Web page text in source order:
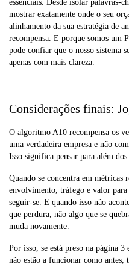
essenciais. Desde isolar palavras-
mostrar exatamente onde o seu
alinhamento da sua estratégia de
recompensa. E porque somos um
pode confiar que o nosso sistema
apenas com mais clareza.
Considerações finais:
O algoritmo A10 recompensa os
uma verdadeira empresa e não
Isso significa pensar para além
Quando se concentra em métricas
envolvimento, tráfego e valor para
seguir-se. E quando isso não
que perdura, não algo que se
muda novamente.
Por isso, se está preso na página
não estão a funcionar como antes,